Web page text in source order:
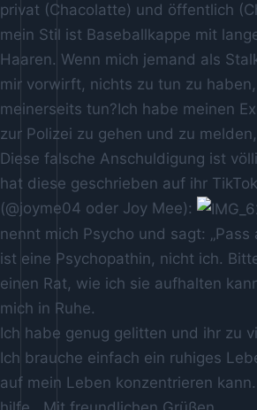
privat (Chacolatte) und öffentlich
mein Stil ist Baseballkappe mit
Haaren. Wenn mich jemand als
mir vorwirft, nichts zu tun zu
meinerseits tun?Ich habe meinen
zur Polizei zu gehen und zu
Diese falsche Anschuldigung ist
hat diese geschrieben auf ihr
(@joyme04 oder Joy Mee):
nennt mich Psycho und sagt: „Pass
ist eine Psychopathin, nicht ich.
einen Rat, wie ich sie aufhalten
mich in Ruhe.
Ich habe genug gelitten und ihr zu
Ich brauche einfach ein ruhiges
auf mein Leben konzentrieren